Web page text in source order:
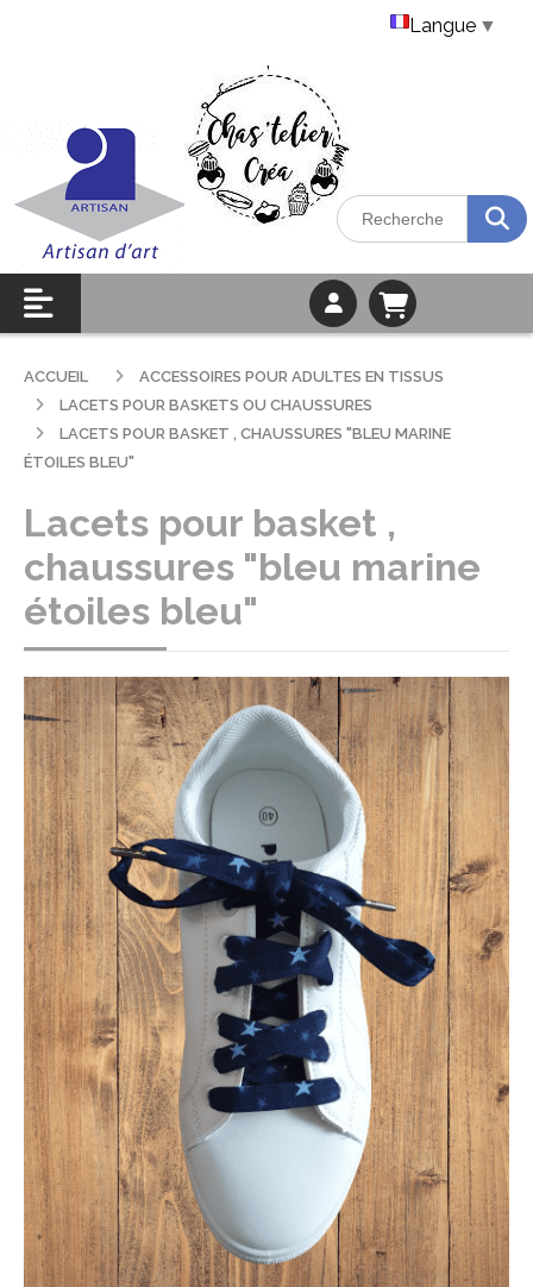
ACCUEIL
ACCESSOIRES POUR ADULTES EN TISSUS
LACETS POUR BASKETS OU CHAUSSURES
LACETS POUR BASKET , CHAUSSURES "BLEU MARINE
ÉTOILES BLEU"
Lacets pour basket ,
chaussures "bleu marine
étoiles bleu"
Langue ▼